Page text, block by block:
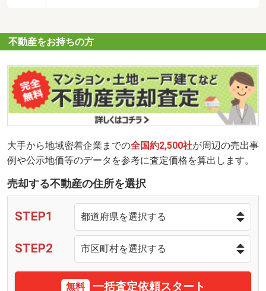
不動産をお持ちの方
大手から地域密着企業までの全国約2,500社が周辺の売出事
例や公示地価等のデータを参考に査定価格を算出します。
売却する不動産の住所を選択
STEP1
STEP2
無料 一括査定依頼スタート